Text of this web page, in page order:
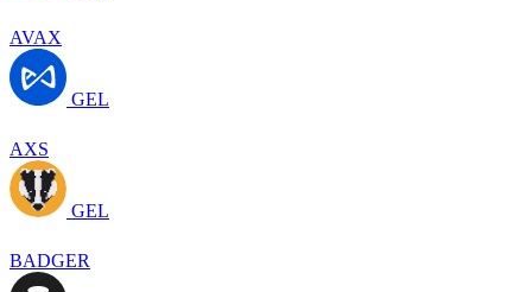
AVAX
GEL
AXS
GEL
BADGER